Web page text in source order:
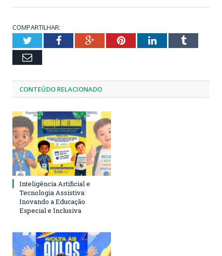
COMPARTILHAR:
TwitterFacebookGoogle+PinterestLinkedInTumblr
Email
CONTEÚDO RELACIONADO
Inteligência Artificial e
Tecnologia Assistiva:
Inovando a Educação
Especial e Inclusiva